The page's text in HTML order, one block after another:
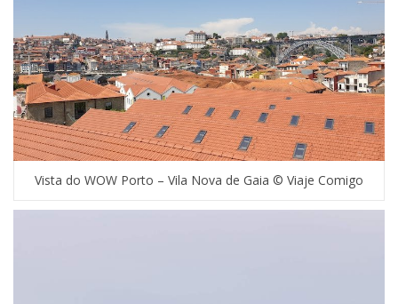
Vista do WOW Porto – Vila Nova de Gaia © Viaje Comigo